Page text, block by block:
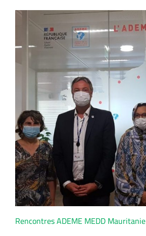
Rencontres ADEME MEDD Mauritanie